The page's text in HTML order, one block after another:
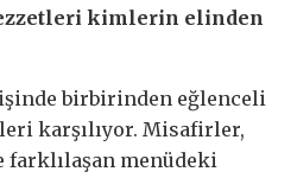
kimlerin elinden
birbirinden eğlenceli
karşılıyor. Misafirler,
farklılaşan menüdeki